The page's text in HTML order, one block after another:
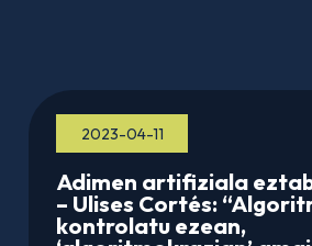
2023-04-11
Adimen artifiziala
– Ulises Cortés:
kontrolatu ezean,